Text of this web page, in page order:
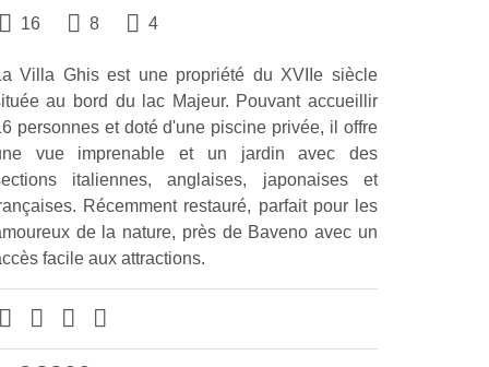
16 8 4
Villa Ghis est une propriété du XVIIe siècle
au bord du lac Majeur. Pouvant accueillir
personnes et doté d'une piscine privée, il offre
vue imprenable et un jardin avec des
italiennes, anglaises, japonaises et
Récemment restauré, parfait pour les
de la nature, près de Baveno avec un
facile aux attractions.